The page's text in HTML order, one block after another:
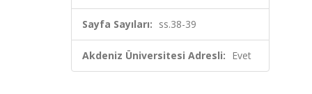
Sayfa Sayıları: ss.38-39
Akdeniz Üniversitesi Adresli: Evet